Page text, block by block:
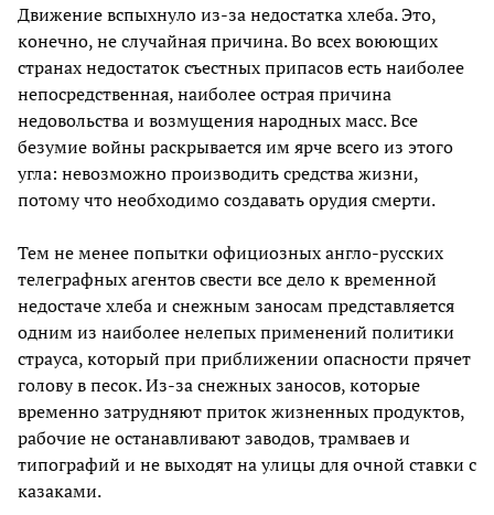
Движение вспыхнуло из-за недостатка хлеба. Это,
конечно, не случайная причина. Во всех воюющих
странах недостаток съестных припасов есть наиболее
непосредственная, наиболее острая причина
недовольства и возмущения народных масс. Все
безумие войны раскрывается им ярче всего из этого
угла: невозможно производить средства жизни,
потому что необходимо создавать орудия смерти.
Тем не менее попытки официозных англо-русских
телеграфных агентов свести все дело к временной
недостаче хлеба и снежным заносам представляется
одним из наиболее нелепых применений политики
страуса, который при приближении опасности прячет
голову в песок. Из-за снежных заносов, которые
временно затрудняют приток жизненных продуктов,
рабочие не останавливают заводов, трамваев и
типографий и не выходят на улицы для очной ставки с
казаками.